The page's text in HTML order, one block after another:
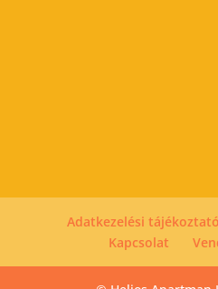
Adatkezelési tájékoztató
Kapcsolat